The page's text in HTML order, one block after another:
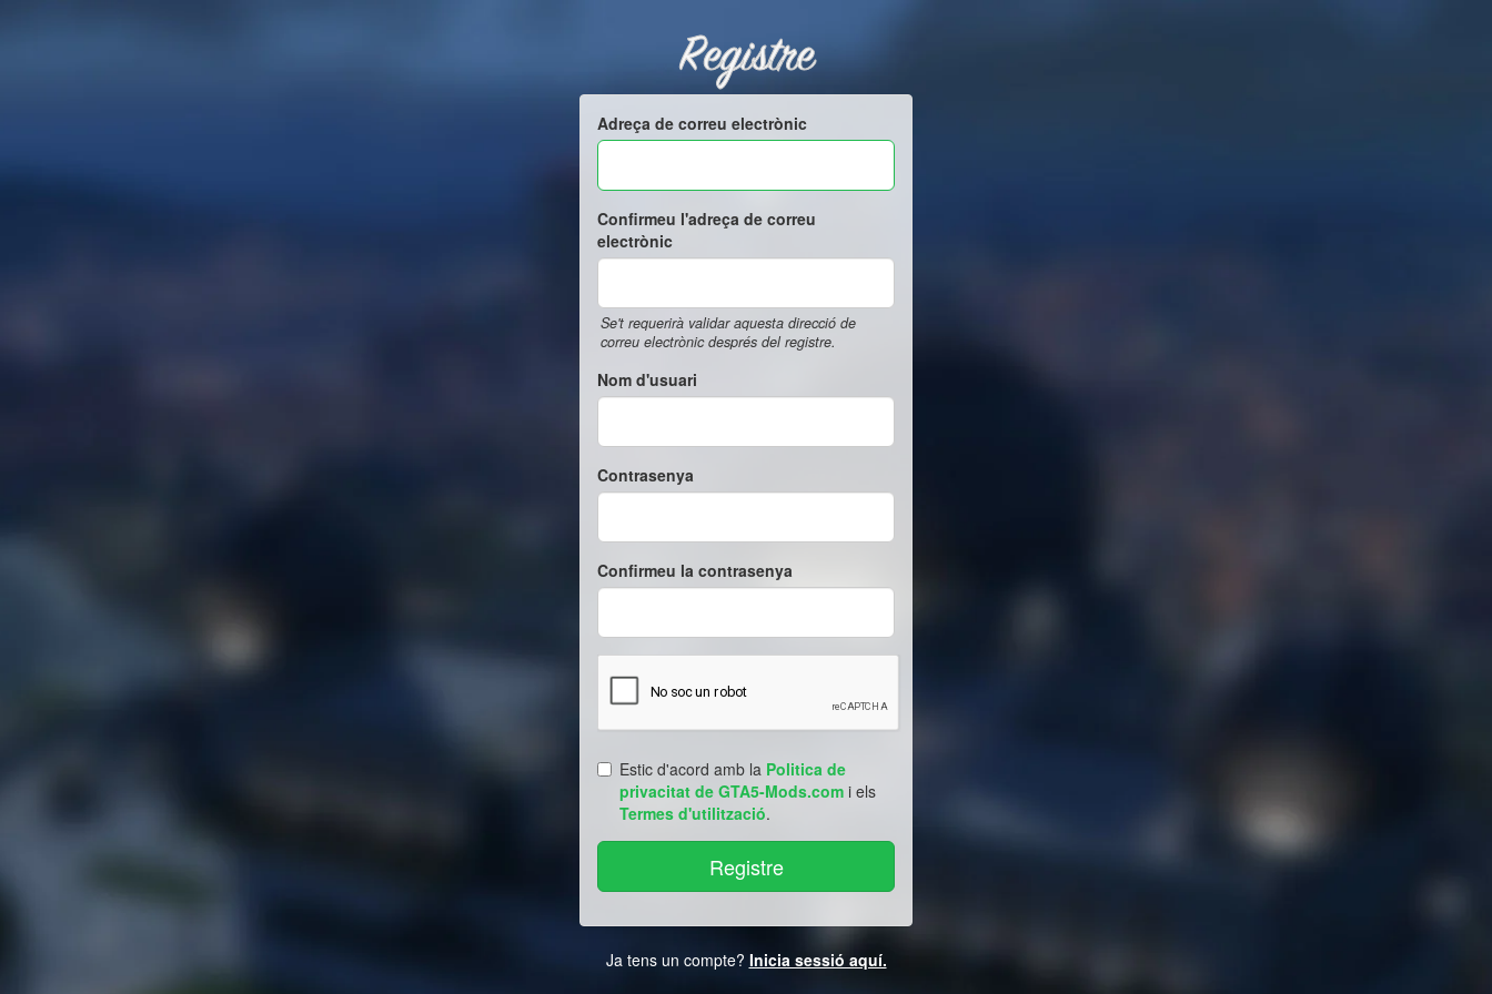
Registre
Adreça de correu electrònic
Confirmeu l'adreça de correu
electrònic
Se't requerirà validar aquesta direcció de
correu electrònic després del registre.
Nom d'usuari
Contrasenya
Confirmeu la contrasenya
Estic d'acord amb la Politica de
privacitat de GTA5-Mods.com i els
Termes d'utilització.
Ja tens un compte? Inicia sessió aquí.